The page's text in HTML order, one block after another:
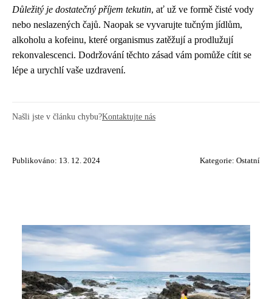
Důležitý je dostatečný příjem tekutin, ať už ve formě čisté vody
nebo neslazených čajů. Naopak se vyvarujte tučným jídlům,
alkoholu a kofeinu, které organismus zatěžují a prodlužují
rekonvalescenci. Dodržování těchto zásad vám pomůže cítit se
lépe a urychlí vaše uzdravení.
Našli jste v článku chybu?Kontaktujte nás
Publikováno: 13. 12. 2024 Kategorie: Ostatní